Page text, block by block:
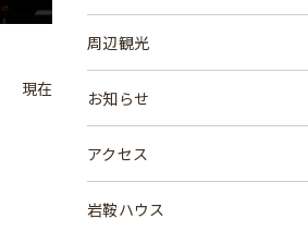
周辺観光
お知らせ
アクセス
岩鞍ハウス
現在ご覧いただける情報がございません。